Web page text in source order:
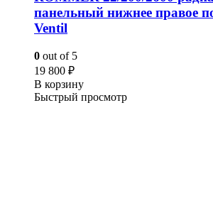
панельный нижнее правое
Ventil
0 out of 5
19 800 ₽
В корзину
Быстрый просмотр